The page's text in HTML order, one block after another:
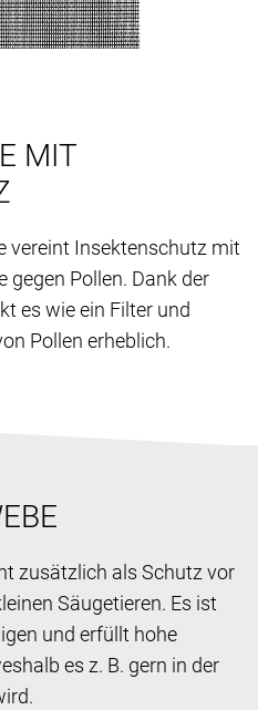
MIT
vereint Insektenschutz mit
gegen Pollen. Dank der
es wie ein Filter und
Pollen erheblich.
zusätzlich als Schutz vor
Säugetieren. Es ist
und erfüllt hohe
es z. B. gern in der